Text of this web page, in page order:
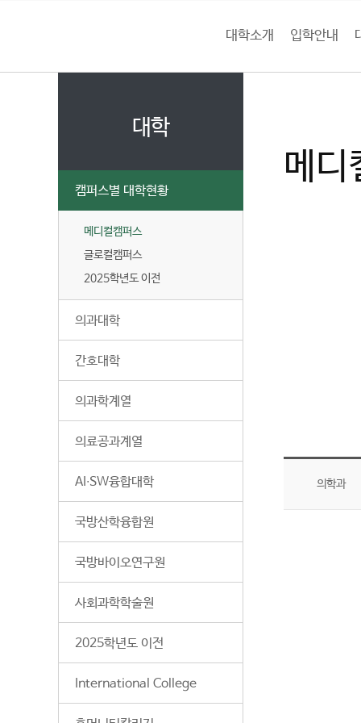
대학소개 입학안내
대학
캠퍼스별 대학현황
메디컬캠퍼스
글로컬캠퍼스
2025학년도 이전
의과대학
간호대학
의과학계열
의료공과계열
AI∙SW융합대학
국방산학융합원
국방바이오연구원
사회과학학술원
2025학년도 이전
International College
로
메디
의학과